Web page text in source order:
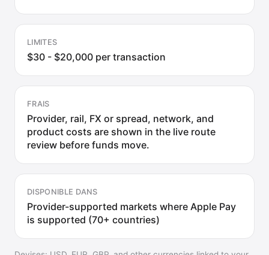
LIMITES
$30 - $20,000 per transaction
FRAIS
Provider, rail, FX or spread, network, and
product costs are shown in the live route
review before funds move.
DISPONIBLE DANS
Provider-supported markets where Apple Pay
is supported (70+ countries)